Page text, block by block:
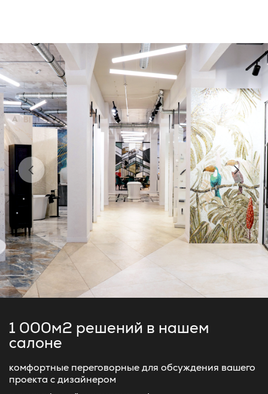
1 000м2 решений в нашем
салоне
комфортные переговорные для обсуждения вашего
проекта с дизайнером